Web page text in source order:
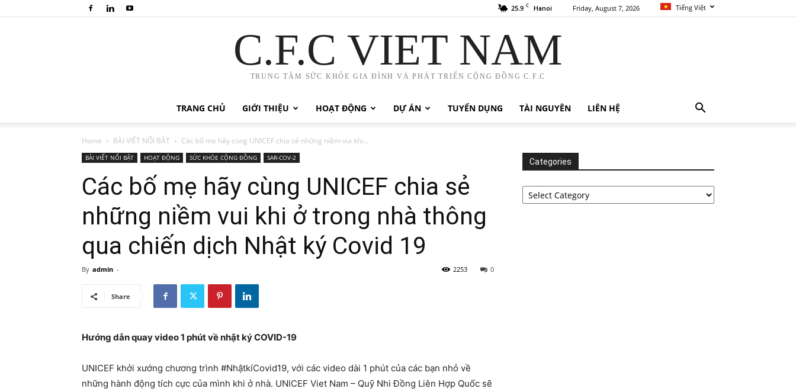
25.9 C Hanoi Friday, August 7, 2026 Tiếng Việt
C.F.C VIET NAM
TRUNG TÂM SỨC KHỎE GIA ĐÌNH VÀ PHÁT TRIỂN CỘNG ĐỒNG C.F.C
TRANG CHỦ GIỚI THIỆU HOẠT ĐỘNG DỰ ÁN TUYỂN DỤNG TÀI NGUYÊN LIÊN HỆ
Home BÀI VIẾT NỔI BẬT Các bố mẹ hãy cùng UNICEF chia sẻ những niềm vui khi...
BÀI VIẾT NỔI BẬT HOẠT ĐỘNG SỨC KHỎE CỘNG ĐỒNG SAR-COV-2
Các bố mẹ hãy cùng UNICEF chia sẻ
những niềm vui khi ở trong nhà thông
qua chiến dịch Nhật ký Covid 19
By admin - 0
2253
Share
Hướng dẫn quay video 1 phút về nhật ký COVID-19
UNICEF khởi xướng chương trình #NhậtkíCovid19, với các video dài 1 phút của các bạn nhỏ về
những hành động tích cực của mình khi ở nhà. UNICEF Viet Nam – Quỹ Nhi Đồng Liên Hợp Quốc sẽ
Categories
Categories